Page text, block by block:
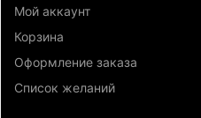
Мой аккаунт
Корзина
Оформление заказа
Список желаний